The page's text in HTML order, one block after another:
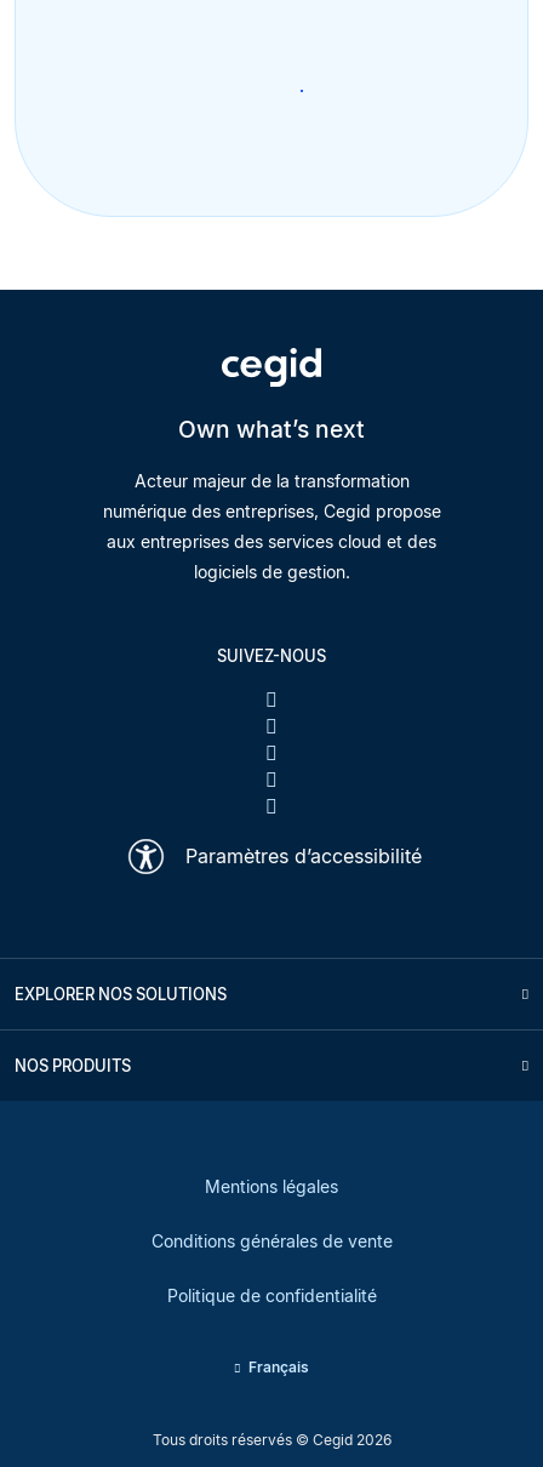
Own what’s next
Acteur majeur de la transformation
numérique des entreprises, Cegid propose
aux entreprises des services cloud et des
logiciels de gestion.
SUIVEZ-NOUS
Paramètres d’accessibilité
EXPLORER NOS SOLUTIONS
NOS PRODUITS
Tous droits réservés © Cegid 2026
Mentions légales
Conditions générales de vente
Politique de confidentialité
Français